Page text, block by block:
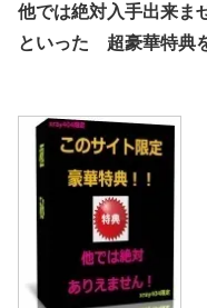
他では絶対入手出来ま
といった 超豪華特典